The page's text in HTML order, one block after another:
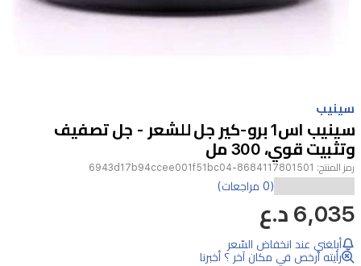
1
1
سينيب
سينيب اس1 برو-كير جل للشعر - جل تصفيف
وتثبيت قوي، 300 مل
رمز المنتج: 8684117801501-6943d17b94ccee001f51bc04
على
تصفيف
شعر
(0 مراجعات)
6,035 د.ع
أبلغني عند انخفاض السّعر
رأيته أرخص في مكان آخر ؟ أخبرنا